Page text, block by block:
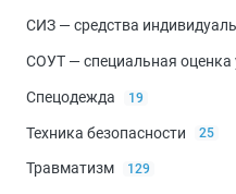
СИЗ — средства
СОУТ — специальная оценка
Спецодежда 19
Техника безопасности 25
Травматизм 129